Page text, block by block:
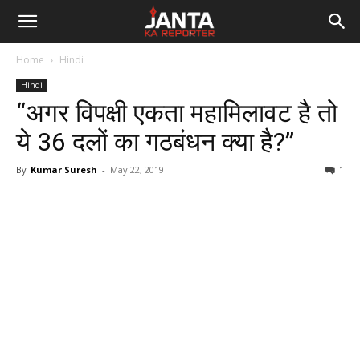
Janta
Reporter
Home Hindi
Hindi
“अगर विपक्षी एकता महामिलावट है तो
ये 36 दलों का गठबंधन क्या है?”
By Kumar Suresh - May 22, 2019 1